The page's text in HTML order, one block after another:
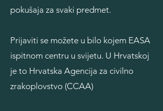
pokušaja za svaki predmet.
Prijaviti se možete u bilo kojem EASA
ispitnom centru u svijetu. U Hrvatskoj
je to Hrvatska Agencija za civilno
zrakoplovstvo (CCAA)